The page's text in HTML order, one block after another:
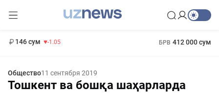
146 сум -1.05 БРВ 412 000 сум
Общество11 сентября 2019
Тошкент ва бошқа шаҳарларда